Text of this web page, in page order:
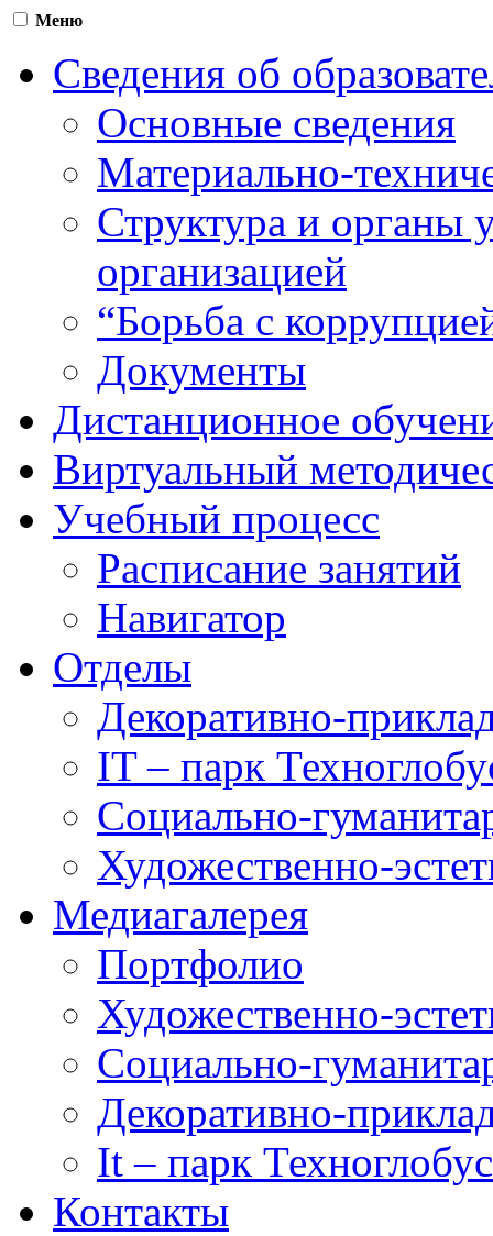
Меню
Сведения об
Основные сведения
Материально-
Структура и органы
организацией
“Борьба с
Документы
Дистанционное
Виртуальный
Учебный процесс
Расписание занятий
Навигатор
Отделы
Декоративно-
IT – парк
Социально-
Художественно-
Медиагалерея
Портфолио
Художественно-
Социально-
Декоративно-
It – парк Техноглобус
Контакты